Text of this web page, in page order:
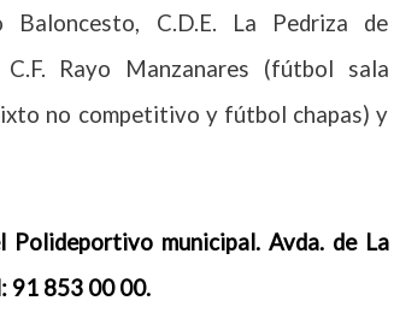
C.D.E. La Pedriza de
Rayo Manzanares (fútbol sala
no competitivo y fútbol chapas) y
municipal. Avda. de La
91 853 00 00.